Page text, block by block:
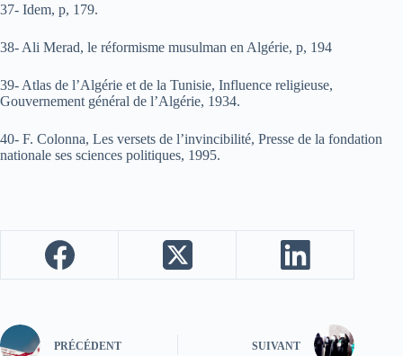
37- Idem, p, 179.
38- Ali Merad, le réformisme musulman en Algérie, p, 194
39- Atlas de l’Algérie et de la Tunisie, Influence religieuse,
Gouvernement général de l’Algérie, 1934.
40- F. Colonna, Les versets de l’invincibilité, Presse de la fondation
nationale ses sciences politiques, 1995.
PRÉCÉDENT SUIVANT